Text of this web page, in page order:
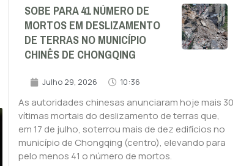
SOBE PARA 41 NÚMERO DE
MORTOS EM DESLIZAMENTO
DE TERRAS NO MUNICÍPIO
CHINÊS DE CHONGQING
Julho 29, 2026 10:36
As autoridades chinesas anunciaram hoje mais 30
vítimas mortais do deslizamento de terras que,
em 17 de julho, soterrou mais de dez edifícios no
município de Chongqing (centro), elevando para
pelo menos 41 o número de mortos.